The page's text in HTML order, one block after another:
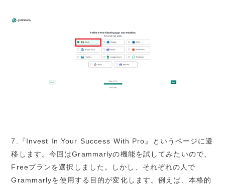
7.『Invest In Your Success With Pro』というページに遷
移します。今回はGrammarlyの機能を試してみたいので、
Freeプランを選択しました。しかし、それぞれの人で
Grammarlyを使用する目的が変化します。例えば、本格的